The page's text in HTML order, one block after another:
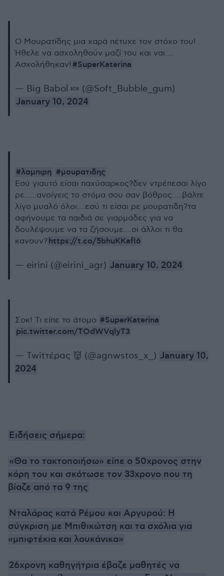
Ο Μουρατίδης μια χαρά πέτυχε τον στόχο του!
Ήθελε να ασχοληθούν μαζί του και ναι….
Ασχολήθηκαν! #SuperKaterina
— Big Babol 🍬 (@Soft_Bubble_gum)
January 10, 2024
#λαμπιρη #μουρατιδης
Εσύ γιαυτό είσαι παχύσαρκος?δεν ντρέπεσαι λίγο
ρε......ανοίγεις το στόμα σου σαν βόθρος.....βάλτε
λίγο μυαλό όλοι....εσύ τι είσαι ρε μουρατιδη?τα
αφήνουμε τα παιδιά σε γιαρμάδες για να
δουλέψουμε να τα ζήσουμε....οι άλλοι τι θα
κανουν?https://t.co/5bhuKKafI6
— eirini (@eirini_agr) January 10, 2024
Σοκ! Τι είπε το άτομο #SuperKaterina
pic.twitter.com/TOdWVqlyT3
— Twitτέρας 👹 (@agnwstos_x_) January 10,
2024
Ειδήσεις σήμερα:
«Θα το τακτοποιήσω» είπε ο 50χρονος στην
κόρη του και σκότωσε τον 33χρονο που τη
βίαζε από τα 9 της
Νταλάρας κατά Ρέμου και Αργυρού: Η
σύγκριση με Μπιθικώτση και τα σχόλια για
«μπιφτέκια και λουκάνικα»
26χρονη καθηγήτρια έβαζε μαθητές να